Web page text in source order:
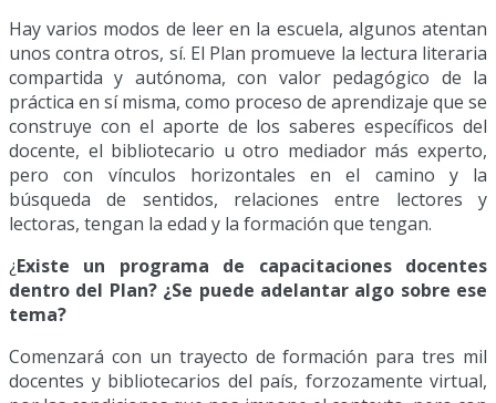
Hay varios modos de leer en la escuela, algunos atentan
unos contra otros, sí. El Plan promueve la lectura literaria
compartida y autónoma, con valor pedagógico de la
práctica en sí misma, como proceso de aprendizaje que se
construye con el aporte de los saberes específicos del
docente, el bibliotecario u otro mediador más experto,
pero con vínculos horizontales en el camino y la
búsqueda de sentidos, relaciones entre lectores y
lectoras, tengan la edad y la formación que tengan.
¿Existe un programa de capacitaciones docentes
dentro del Plan? ¿Se puede adelantar algo sobre ese
tema?
Comenzará con un trayecto de formación para tres mil
docentes y bibliotecarios del país, forzozamente virtual,